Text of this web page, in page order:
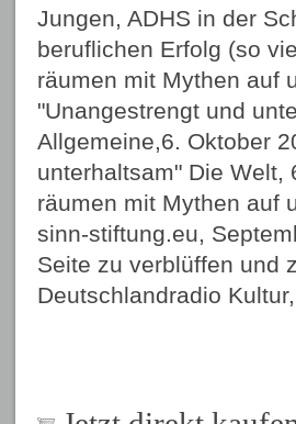
Jungen, ADHS in der
beruflichen Erfolg (so
räumen mit Mythen auf
"Unangestrengt und
Allgemeine,6. Oktober
unterhaltsam" Die Welt,
räumen mit Mythen auf
sinn-stiftung.eu,
Seite zu verblüffen und
Deutschlandradio